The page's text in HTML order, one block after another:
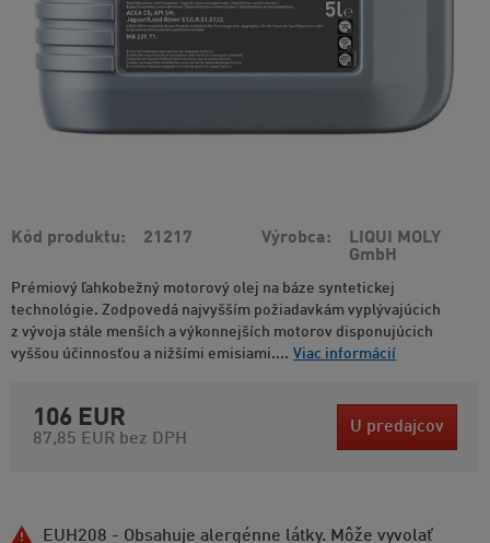
Kód produktu 21217 Výrobca
LIQUI MOLY
GmbH
Prémiový ľahkobežný motorový olej na báze syntetickej
technológie. Zodpovedá najvyšším požiadavkám vyplývajúcich
z vývoja stále menších a výkonnejších motorov disponujúcich
vyššou účinnosťou a nižšími emisiami.... Viac informácií
106 EUR
87,85 EUR bez DPH
U predajcov
EUH208 - Obsahuje alergénne látky. Môže vyvolať